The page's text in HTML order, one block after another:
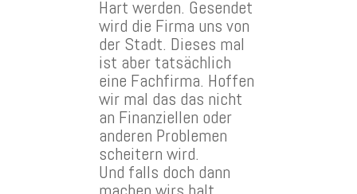
Hart werden. Gesendet
wird die Firma uns von
der Stadt. Dieses mal
ist aber tatsächlich
eine Fachfirma. Hoffen
wir mal das das nicht
an Finanziellen oder
anderen Problemen
scheitern wird.
Und falls doch dann